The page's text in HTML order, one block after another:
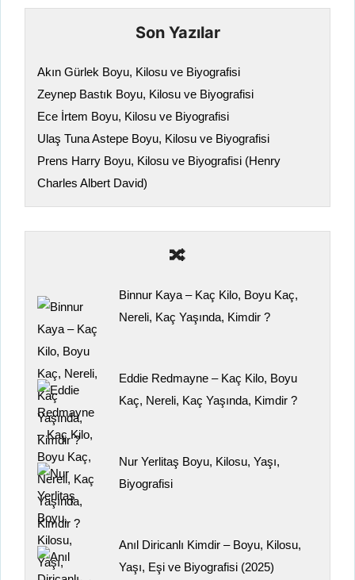
Son Yazılar
Akın Gürlek Boyu, Kilosu ve Biyografisi
Zeynep Bastık Boyu, Kilosu ve Biyografisi
Ece İrtem Boyu, Kilosu ve Biyografisi
Ulaş Tuna Astepe Boyu, Kilosu ve Biyografisi
Prens Harry Boyu, Kilosu ve Biyografisi (Henry
Charles Albert David)
🔀
Binnur Kaya – Kaç Kilo, Boyu Kaç,
Nereli, Kaç Yaşında, Kimdir ?
Eddie Redmayne – Kaç Kilo, Boyu
Kaç, Nereli, Kaç Yaşında, Kimdir ?
Nur Yerlitaş Boyu, Kilosu, Yaşı,
Biyografisi
Anıl Diricanlı Kimdir – Boyu, Kilosu,
Yaşı, Eşi ve Biyografisi (2025)